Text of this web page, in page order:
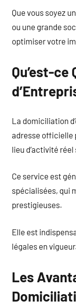
Que vous soyez
ou une grande
optimiser votre
Qu’est-
La domiciliation
adresse officielle
lieu d’activité
Ce service est
spécialisées, qui
prestigieuses.
Elle est
légales en
Les